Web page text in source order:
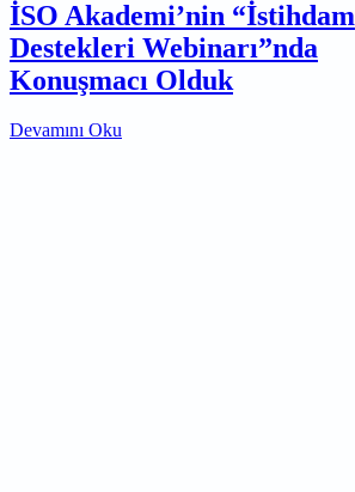
İSO Akademi’nin “İstihdam
Destekleri Webinarı”nda
Konuşmacı Olduk
Devamını Oku